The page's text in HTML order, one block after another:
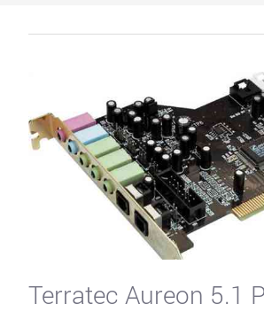
Terratec Aureon 5.1
Manli
Pegatron